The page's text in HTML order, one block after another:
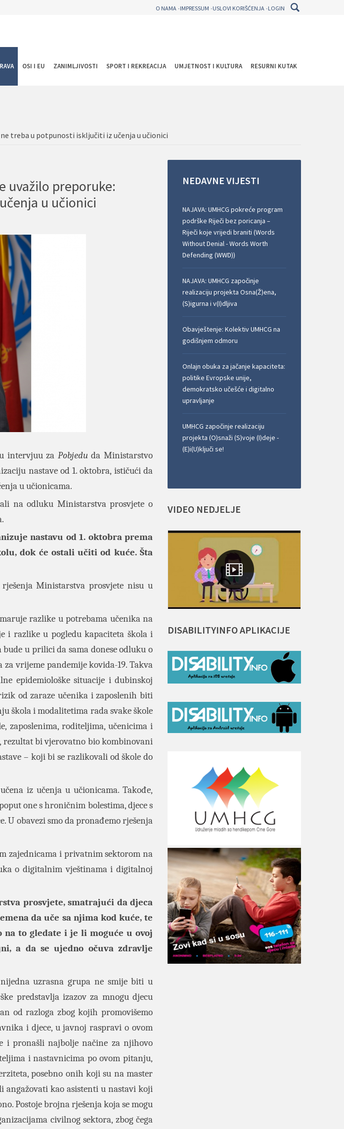
O NAMA IMPRESSUM USLOVI KORIŠĆENJA LOGIN
OSI I EU ZANIMLJIVOSTI SPORT I REKREACIJA UMJETNOST I KULTURA RESURNI KUTAK
treba u potpunosti isključiti iz učenja u učionici
uvažilo preporuke:
u učionici
intervjuu za Pobjeduda Ministarstvo
nastave od 1. oktobra, ističući da
u učionicama.
na odluku Ministarstva prosvjete o
nastavu od 1. oktobra prema
dok će ostali učiti od kuće. Šta
Ministarstva prosvjete nisu u
razlike u potrebama učenika na
i razlike u pogledu kapaciteta škola i
u prilici da sama donese odluku o
vrijeme pandemije kovida-19. Takva
epidemiološke situacije i dubinskoj
od zaraze učenika i zaposlenih biti
škola i modalitetima rada svake škole
zaposlenima, roditeljima, učenicima i
rezultat bi vjerovatno bio kombinovani
– koji bi se razlikovali od škole do
iz učenja u učionicama. Takođe,
one s hroničnim bolestima, djece s
U obavezi smo da pronađemo rješenja
zajednicama i privatnim sektorom na
o digitalnim vještinama i digitalnoj
prosvjete, smatrajući da djeca
da uče sa njima kod kuće, te
na to gledate i je li moguće u ovoj
a da se ujedno očuva zdravlje
uzrasna grupa ne smije biti u
predstavlja izazov za mnogu djecu
od razloga zbog kojih promovišemo
i djece, u javnoj raspravi o ovom
i pronašli najbolje načine za njihovo
i nastavnicima po ovom pitanju,
posebno onih koji su na master
angažovati kao asistenti u nastavi koji
Postoje brojna rješenja koja se mogu
civilnog sektora, zbog čega
NEDAVNE VIJESTI
NAJAVA: UMHCG pokreće program
podrške Riječi bez poricanja –
Riječi koje vrijedi braniti (Words
Without Denial - Words Worth
Defending (WWD))
NAJAVA: UMHCG započinje
realizaciju projekta Osna(Ž)ena,
(S)igurna i v(I)dljiva
Obavještenje: Kolektiv UMHCG na
godišnjem odmoru
Onlajn obuka za jačanje kapaciteta:
politike Evropske unije,
demokratsko učešće i digitalno
upravljanje
UMHCG započinje realizaciju
projekta (O)snaži (S)voje (I)deje -
(E)i(U)ključi se!
VIDEO NEDJELJE
DISABILITYINFOAPLIKACIJE